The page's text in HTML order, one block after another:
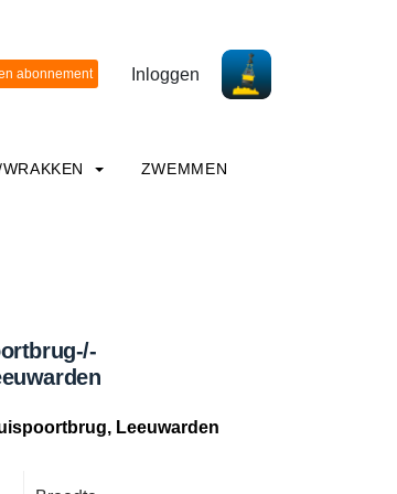
Inloggen
ZWEMMEN
Leeuwarden